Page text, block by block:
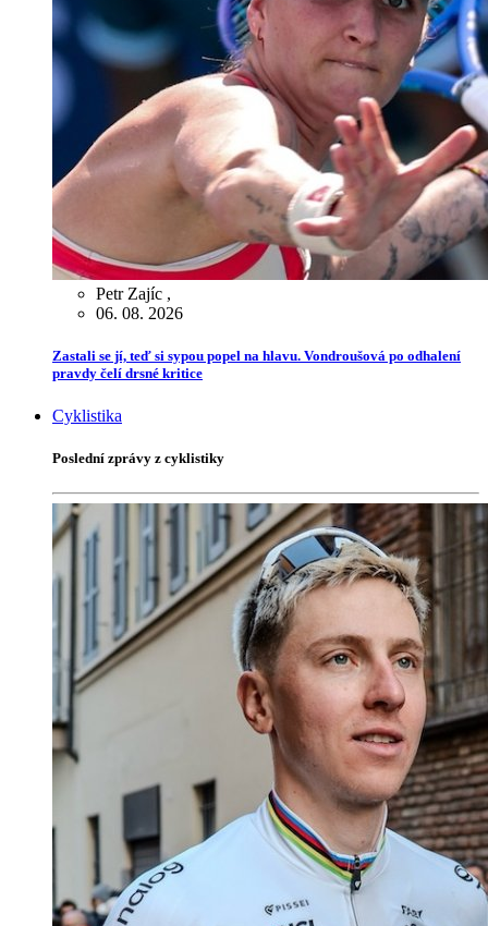
Petr Zajíc ,
06. 08. 2026
Zastali se jí, teď si sypou popel na hlavu. Vondroušová po odhalení
pravdy čelí drsné kritice
Cyklistika
Poslední zprávy z cyklistiky